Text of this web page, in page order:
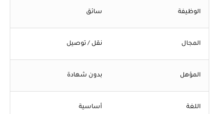
الوظيفة سائق
المجال نقل / توصيل
المؤهل بدون شهادة
اللغة أساسية